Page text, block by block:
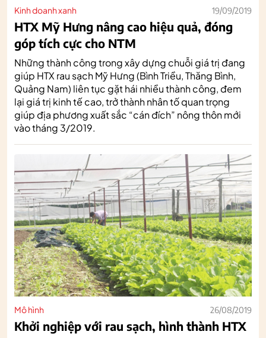
Kinh doanh xanh 19/09/2019
HTX Mỹ Hưng nâng cao hiệu quả, đóng
góp tích cực cho NTM
Những thành công trong xây dựng chuỗi giá trị đang
giúp HTX rau sạch Mỹ Hưng (Bình Triều, Thăng Bình,
Quảng Nam) liên tục gặt hái nhiều thành công, đem
lại giá trị kinh tế cao, trở thành nhân tố quan trọng
giúp địa phương xuất sắc “cán đích” nông thôn mới
vào tháng 3/2019.
Mô hình 26/08/2019
Khởi nghiệp với rau sạch, hình thành HTX